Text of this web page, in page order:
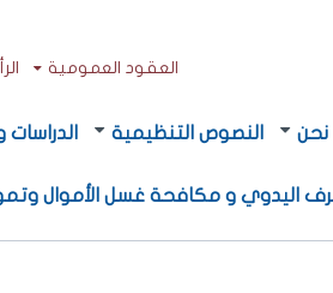
العقود العمومية
النصوص التنظيمية الدراسات
اليدوي و مكافحة غسل الأموال